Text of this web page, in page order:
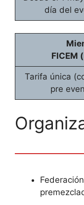
día del
FICEM
Tarifa única
pre